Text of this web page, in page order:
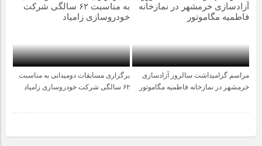
مراسم گرامیداشت سالروز آزادسازی
خرمشهر در نمازخانه فاطمیه مگاموتور
1 سال قبل
برگزاری مسابقات دومیدانی به مناسبت
۶۲ سالگی شرکت خودروسازی زامیاد